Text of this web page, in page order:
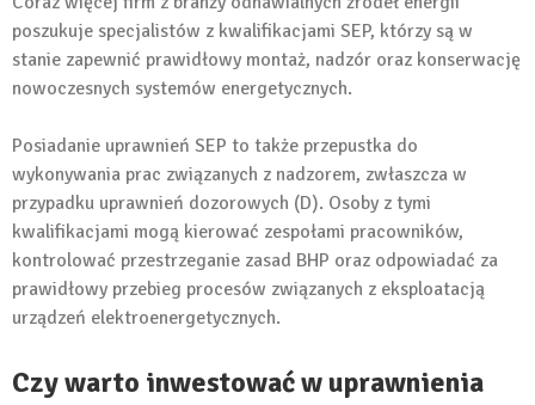
poszukuje specjalistów z kwalifikacjami SEP, którzy są w
stanie zapewnić prawidłowy montaż, nadzór oraz konserwację
nowoczesnych systemów energetycznych.
Posiadanie uprawnień SEP to także przepustka do
wykonywania prac związanych z nadzorem, zwłaszcza w
przypadku uprawnień dozorowych (D). Osoby z tymi
kwalifikacjami mogą kierować zespołami pracowników,
kontrolować przestrzeganie zasad BHP oraz odpowiadać za
prawidłowy przebieg procesów związanych z eksploatacją
urządzeń elektroenergetycznych.
Czy warto inwestować w uprawnienia